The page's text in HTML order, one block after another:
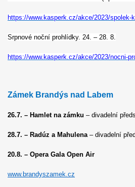
https://www.kasperk.cz/akce/2023/spolek-
Srpnové noční prohlídky. 24. – 28. 8.
https://www.kasperk.cz/akce/2023/nocni-
Zámek Brandýs nad Labem
26.7. – Hamlet na zámku – divadelní
28.7. – Radúz a Mahulena– divadelní
20.8. – Opera Gala Open Air
www.brandyszamek.cz